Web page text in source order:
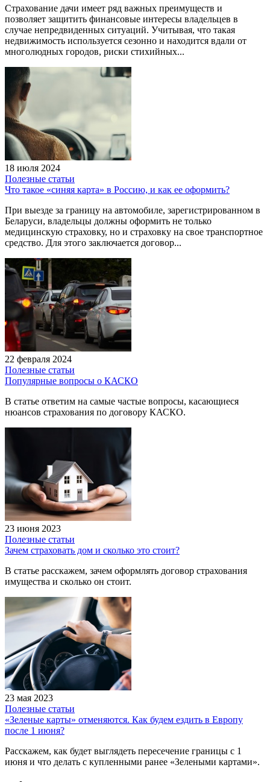
Страхование дачи имеет ряд важных преимуществ и
позволяет защитить финансовые интересы владельцев в
случае непредвиденных ситуаций. Учитывая, что такая
недвижимость используется сезонно и находится вдали от
многолюдных городов, риски стихийных...
18 июля 2024
Полезные статьи
Что такое «синяя карта» в Россию, и как ее оформить?
При выезде за границу на автомобиле, зарегистрированном в
Беларуси, владельцы должны оформить не только
медицинскую страховку, но и страховку на свое транспортное
средство. Для этого заключается договор...
22 февраля 2024
Полезные статьи
Популярные вопросы о КАСКО
В статье ответим на самые частые вопросы, касающиеся
нюансов страхования по договору КАСКО.
23 июня 2023
Полезные статьи
Зачем страховать дом и сколько это стоит?
В статье расскажем, зачем оформлять договор страхования
имущества и сколько он стоит.
23 мая 2023
Полезные статьи
«Зеленые карты» отменяются. Как будем ездить в Европу
после 1 июня?
Расскажем, как будет выглядеть пересечение границы с 1
июня и что делать с купленными ранее «Зелеными картами».